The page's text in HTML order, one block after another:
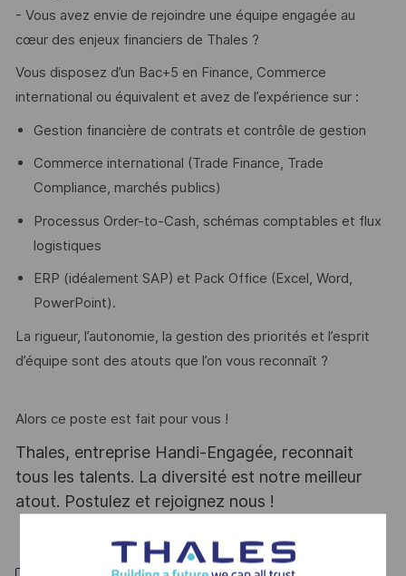
- Vous avez envie de rejoindre une équipe engagée au
cœur des enjeux financiers de Thales ?
Vous disposez d’un Bac+5 en Finance, Commerce
international ou équivalent et avez de l’expérience sur :
Gestion financière de contrats et contrôle de gestion
Commerce international (Trade Finance, Trade
Compliance, marchés publics)
Processus Order-to-Cash, schémas comptables et flux
logistiques
ERP (idéalement SAP) et Pack Office (Excel, Word,
PowerPoint).
La rigueur, l’autonomie, la gestion des priorités et l’esprit
d’équipe sont des atouts que l’on vous reconnaît ?
Alors ce poste est fait pour vous !
Thales, entreprise Handi-Engagée, reconnait
tous les talents. La diversité est notre meilleur
atout. Postulez et rejoignez nous !